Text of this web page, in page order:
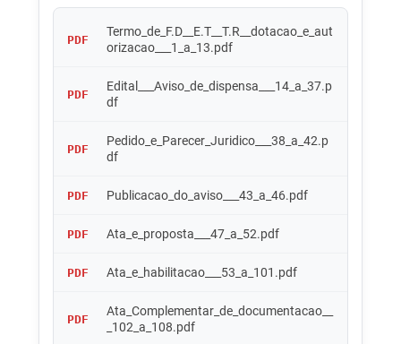
PDF
Termo_de_F.D__E.T__T.R__dotacao_e_aut
orizacao___1_a_13.pdf
PDF
Edital___Aviso_de_dispensa___14_a_37.p
df
PDF
Pedido_e_Parecer_Juridico___38_a_42.p
df
PDF Publicacao_do_aviso___43_a_46.pdf
PDF Ata_e_proposta___47_a_52.pdf
PDF Ata_e_habilitacao___53_a_101.pdf
PDF
Ata_Complementar_de_documentacao__
_102_a_108.pdf